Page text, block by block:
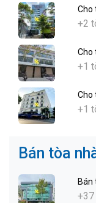
Cho
+2
Cho
+1
Cho
+1
Bán tòa
Bán
+37